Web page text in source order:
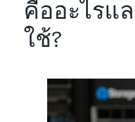
คืออะไรแ
ใช้?